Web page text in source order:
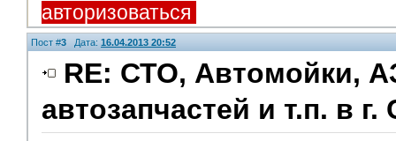
авторизоваться
Пост #3 Дата: 16.04.2013 20:52
RE: СТО, Автомойки,
автозапчастей и т.п. в г.